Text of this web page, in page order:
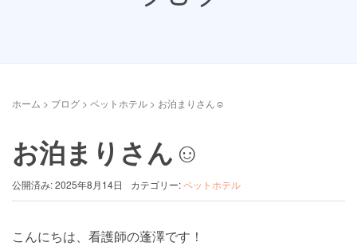
ホーム > ブログ > ペットホテル > お泊まりさん☺︎︎︎︎
お泊まりさん☺︎︎︎︎
公開済み: 2025年8月14日 カテゴリー:ペットホテル
こんにちは、看護師の蓬澤です！